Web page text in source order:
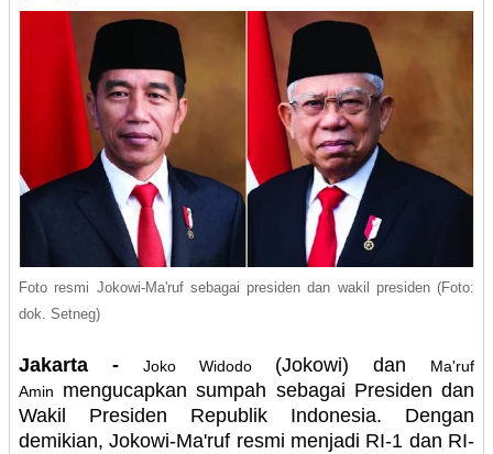
Foto resmi Jokowi-Ma'ruf sebagai presiden dan wakil presiden (Foto:
dok. Setneg)
Jakarta - Joko Widodo(Jokowi) dan
Ma'ruf
Amin
mengucapkan sumpah sebagai Presiden dan
Wakil Presiden Republik Indonesia. Dengan
demikian, Jokowi-Ma'ruf resmi menjadi RI-1 dan RI-